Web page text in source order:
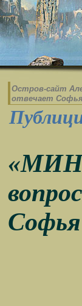
Остров-cайт
отвечает